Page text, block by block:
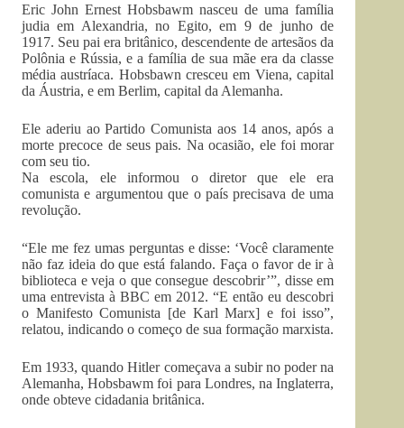
Eric John Ernest Hobsbawm nasceu de uma família
judia em Alexandria, no Egito, em 9 de junho de
1917. Seu pai era britânico, descendente de artesãos da
Polônia e Rússia, e a família de sua mãe era da classe
média austríaca. Hobsbawn cresceu em Viena, capital
da Áustria, e em Berlim, capital da Alemanha.
Ele aderiu ao Partido Comunista aos 14 anos, após a
morte precoce de seus pais. Na ocasião, ele foi morar
com seu tio.
Na escola, ele informou o diretor que ele era
comunista e argumentou que o país precisava de uma
revolução.
“Ele me fez umas perguntas e disse: ‘Você claramente
não faz ideia do que está falando. Faça o favor de ir à
biblioteca e veja o que consegue descobrir’”, disse em
uma entrevista à BBC em 2012. “E então eu descobri
o Manifesto Comunista [de Karl Marx] e foi isso”,
relatou, indicando o começo de sua formação marxista.
Em 1933, quando Hitler começava a subir no poder na
Alemanha, Hobsbawm foi para Londres, na Inglaterra,
onde obteve cidadania britânica.